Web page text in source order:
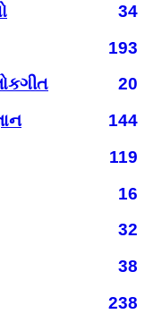
34
193
20
144
119
16
32
38
238